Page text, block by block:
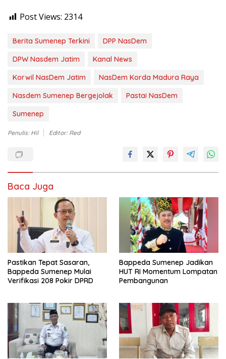
Post Views: 2314
Berita Sumenep Terkini
DPP NasDem
DPW Nasdem Jatim
Kanal News
Korwil NasDem Jatim
NasDem Korda Madura Raya
Nasdem Sumenep Bergejolak
Pastai NasDem
Sumenep
Penulis: Hil Editor: Red
Baca Juga
Pastikan Tepat Sasaran,
Bappeda Sumenep Mulai
Verifikasi 208 Pokir DPRD
Bappeda Sumenep Jadikan
HUT RI Momentum Lompatan
Pembangunan